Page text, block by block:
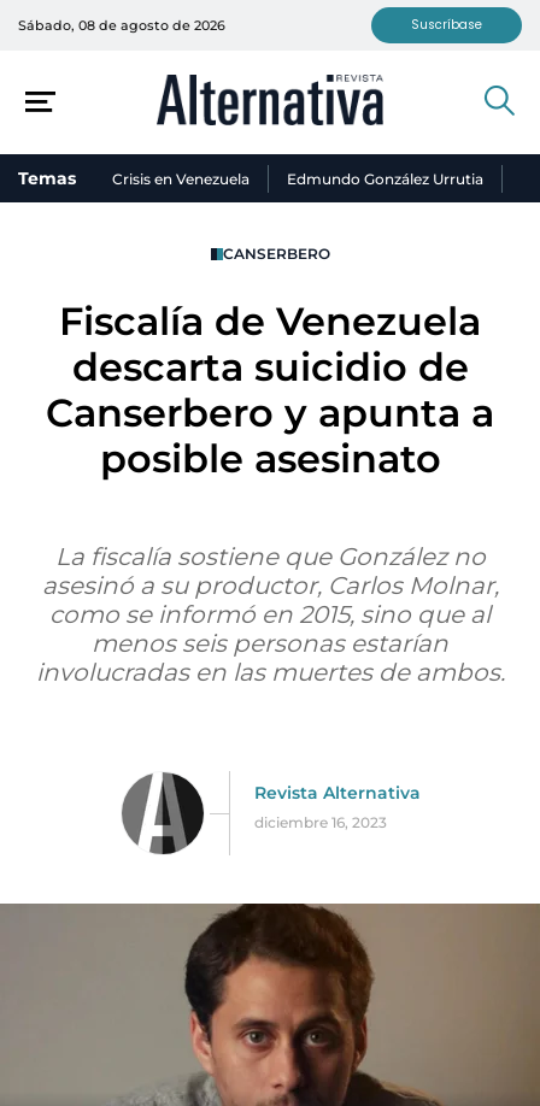
Sábado, 08 de agosto de 2026 Suscríbase
Temas Crisis en Venezuela Edmundo González Urrutia
CANSERBERO
Fiscalía de Venezuela
descarta suicidio de
Canserbero y apunta a
posible asesinato
La fiscalía sostiene que González no
asesinó a su productor, Carlos Molnar,
como se informó en 2015, sino que al
menos seis personas estarían
involucradas en las muertes de ambos.
Revista Alternativa
diciembre 16, 2023